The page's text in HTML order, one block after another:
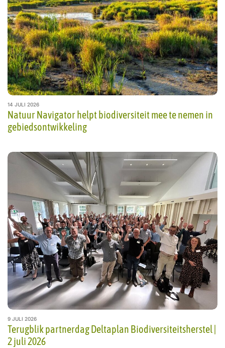
14 JULI 2026
Natuur Navigator helpt biodiversiteit mee te nemen in
gebiedsontwikkeling
9 JULI 2026
Terugblik partnerdag Deltaplan Biodiversiteitsherstel |
2 juli 2026